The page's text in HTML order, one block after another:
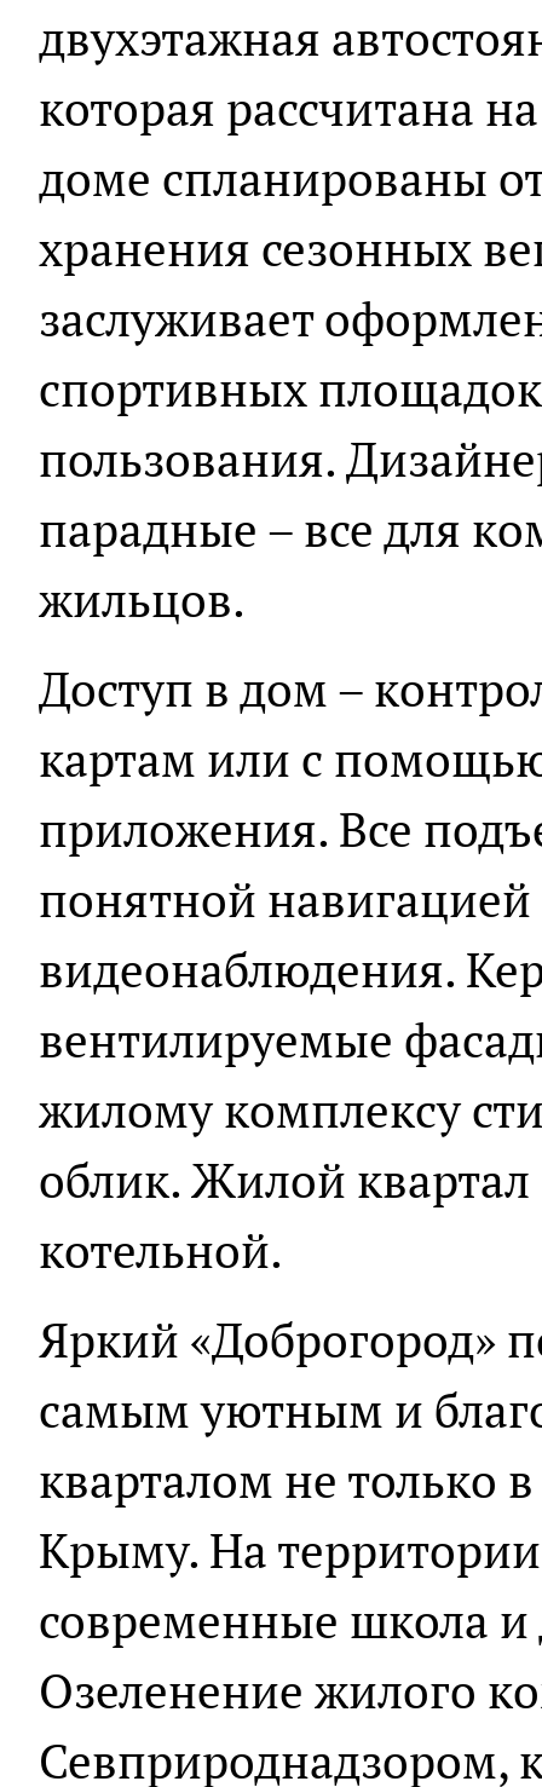
двухэтажная
которая рассчитана
доме спланированы
хранения сезонных
заслуживает
спортивных
пользования.
парадные – все для
жильцов.
Доступ в дом –
картам или с
приложения. Все
понятной
видеонаблюдения.
вентилируемые
жилому комплексу
облик. Жилой квартал
котельной.
Яркий «Доброгород»
самым уютным и
кварталом не только
Крыму. На
современные школа и
Озеленение жилого
Севприроднадзором,